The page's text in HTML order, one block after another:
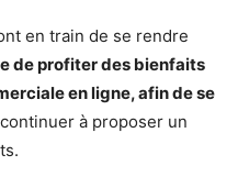
en train de se rendre
de profiter des bienfaits
en ligne, afin de se
à proposer un